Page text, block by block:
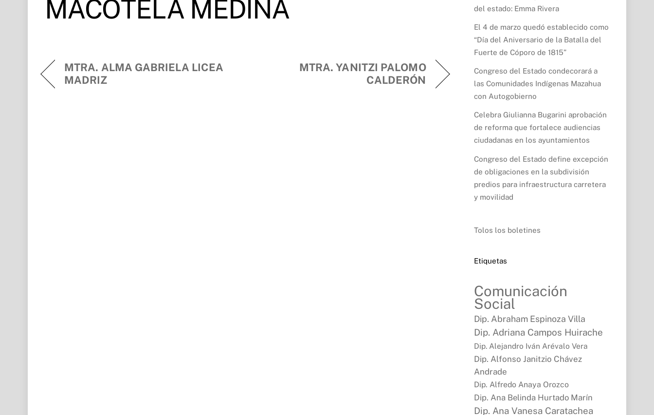
MACOTELA MEDINA
MTRA. ALMA GABRIELA LICEA
MADRIZ
MTRA. YANITZI PALOMO
CALDERÓN
del estado: Emma Rivera
El 4 de marzo quedó establecido como
“Día del Aniversario de la Batalla del
Fuerte de Cóporo de 1815”
Congreso del Estado condecorará a
las Comunidades Indígenas Mazahua
con Autogobierno
Celebra Giulianna Bugarini aprobación
de reforma que fortalece audiencias
ciudadanas en los ayuntamientos
Congreso del Estado define excepción
de obligaciones en la subdivisión
predios para infraestructura carretera
y movilidad
Tolos los boletines
Etiquetas
Comunicación
Social
Dip. Abraham Espinoza Villa
Dip. Adriana Campos Huirache
Dip. Alejandro Iván Arévalo Vera
Dip. Alfonso Janitzio Chávez
Andrade
Dip. Alfredo Anaya Orozco
Dip. Ana Belinda Hurtado Marín
Dip. Ana Vanesa Caratachea